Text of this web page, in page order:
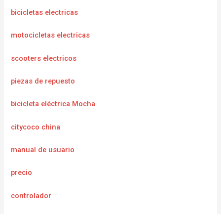
bicicletas electricas
motocicletas electricas
scooters electricos
piezas de repuesto
bicicleta eléctrica Mocha
citycoco china
manual de usuario
precio
controlador